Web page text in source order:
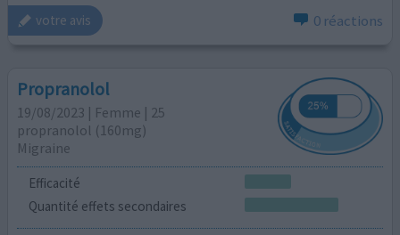
votre avis 0 réactions
Propranolol
19/08/2023 | Femme | 25
propranolol (160mg)
Migraine
Efficacité
Quantité effets secondaires